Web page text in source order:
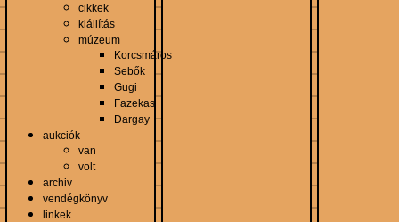
cikkek
kiállítás
múzeum
Korcsmáros
Sebők
Gugi
Fazekas
Dargay
aukciók
van
volt
archiv
vendégkönyv
linkek